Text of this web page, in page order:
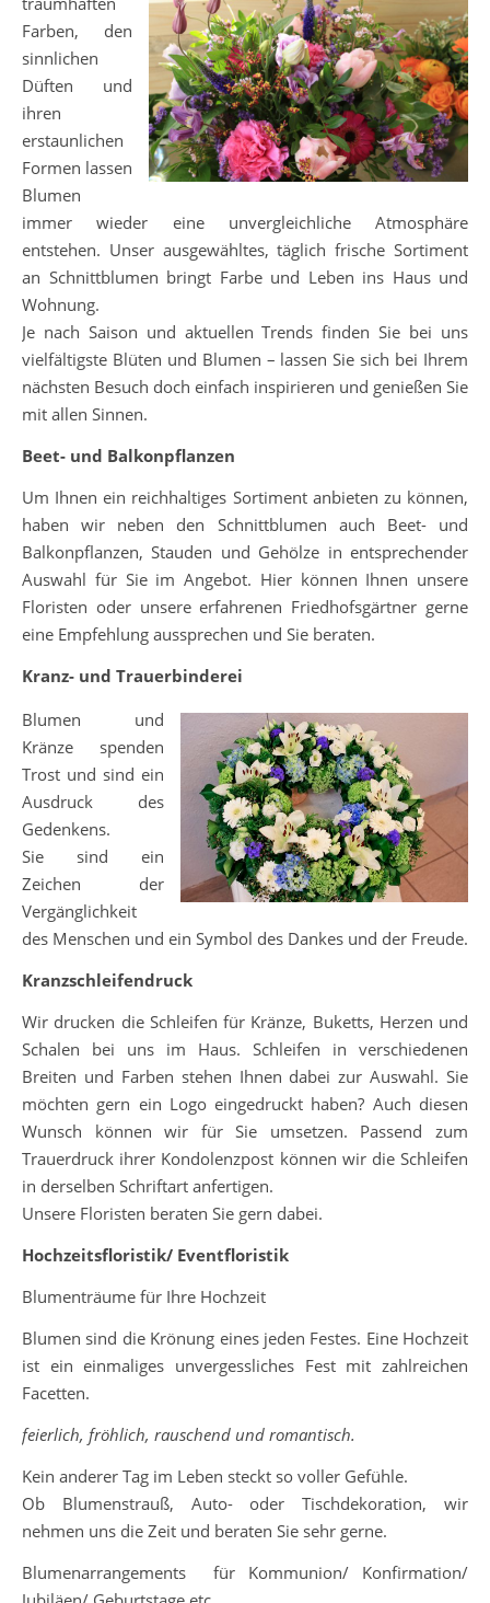
Farben, den
sinnlichen
Düften und
ihren
erstaunlichen
Formen lassen
Blumen
immer wieder eine unvergleichliche Atmosphäre
entstehen. Unser ausgewähltes, täglich frische Sortiment
an Schnittblumen bringt Farbe und Leben ins Haus und
Wohnung.
Je nach Saison und aktuellen Trends finden Sie bei uns
vielfältigste Blüten und Blumen – lassen Sie sich bei Ihrem
nächsten Besuch doch einfach inspirieren und genießen Sie
mit allen Sinnen.
Beet- und Balkonpflanzen
Um Ihnen ein reichhaltiges Sortiment anbieten zu können,
haben wir neben den Schnittblumen auch Beet- und
Balkonpflanzen, Stauden und Gehölze in entsprechender
Auswahl für Sie im Angebot. Hier können Ihnen unsere
Floristen oder unsere erfahrenen Friedhofsgärtner gerne
eine Empfehlung aussprechen und Sie beraten.
Kranz- und Trauerbinderei
Blumen und
Kränze spenden
Trost und sind ein
Ausdruck des
Gedenkens.
Sie sind ein
Zeichen der
Vergänglichkeit
des Menschen und ein Symbol des Dankes und der Freude.
Kranzschleifendruck
Wir drucken die Schleifen für Kränze, Buketts, Herzen und
Schalen bei uns im Haus. Schleifen in verschiedenen
Breiten und Farben stehen Ihnen dabei zur Auswahl. Sie
möchten gern ein Logo eingedruckt haben? Auch diesen
Wunsch können wir für Sie umsetzen. Passend zum
Trauerdruck ihrer Kondolenzpost können wir die Schleifen
in derselben Schriftart anfertigen.
Unsere Floristen beraten Sie gern dabei.
Hochzeitsfloristik/ Eventfloristik
Blumenträume für Ihre Hochzeit
Blumen sind die Krönung eines jeden Festes. Eine Hochzeit
ist ein einmaliges unvergessliches Fest mit zahlreichen
Facetten.
feierlich, fröhlich, rauschend und romantisch.
Kein anderer Tag im Leben steckt so voller Gefühle.
Ob Blumenstrauß, Auto- oder Tischdekoration, wir
nehmen uns die Zeit und beraten Sie sehr gerne.
Blumenarrangements für Kommunion/ Konfirmation/